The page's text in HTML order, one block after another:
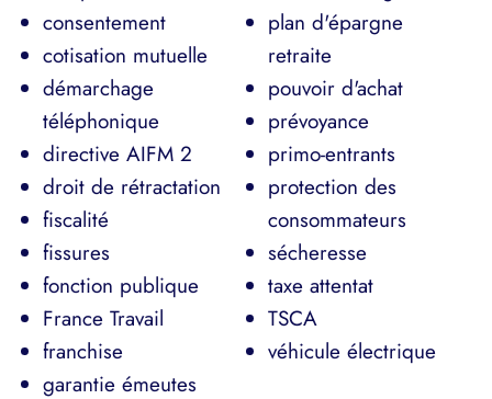
consentement
cotisation mutuelle
démarchage
téléphonique
directive AIFM 2
droit de rétractation
fiscalité
fissures
fonction publique
France Travail
franchise
garantie émeutes
plan d'épargne
retraite
pouvoir d'achat
prévoyance
primo-entrants
protection des
consommateurs
sécheresse
taxe attentat
TSCA
véhicule électrique